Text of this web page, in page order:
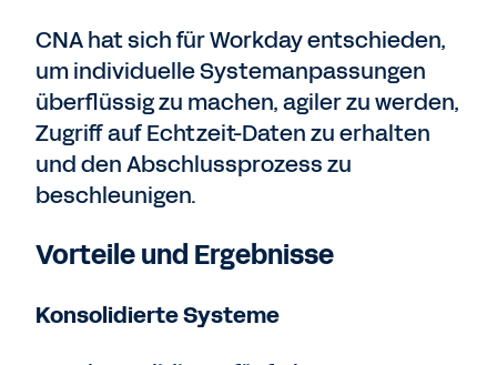
CNA hat sich für Workday entschieden,
um individuelle Systemanpassungen
überflüssig zu machen, agiler zu werden,
Zugriff auf Echtzeit-Daten zu erhalten
und den Abschlussprozess zu
beschleunigen.
Vorteile und Ergebnisse
Konsolidierte Systeme